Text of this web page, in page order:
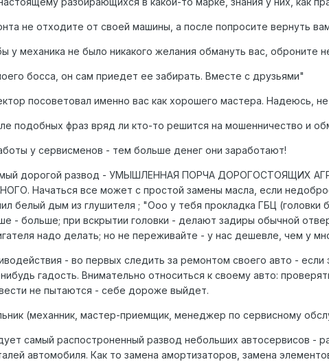
не отходите от своей машины, а после попросите вернуть
у механика не было никакого желания обмануть вас, оброните
босса, он сам приедет ее забирать. Вместе с друзьями"
посоветовал именно вас как хорошего мастера. Надеюсь,
подобных фраз вряд ли кто-то решится на мошенничество и
у сервисменов - тем больше денег они заработают!
дорогой развод - УМЫШЛЕННАЯ ПОРЧА ДОРОГОСТОЯЩИХ
Начаться все может с простой замены масла, если
белый дым из глушителя ; "Ооо у тебя прокладка ГБЦ
- больше; при вскрытии головки - делают задиры обычной
надо делать; но не переживайте - у нас дешевле, чем у
- во первых следить за ремонтом своего авто -
нибудь гадость. Внимательно относиться к своему авто:
не пытаются - себе дороже выйдет.
(механник, мастер-приемщик, менеджер по сервисному
самый распостроненный развод небольших автосервисов -
автомобиля. Как то замена амортизаторов, замена